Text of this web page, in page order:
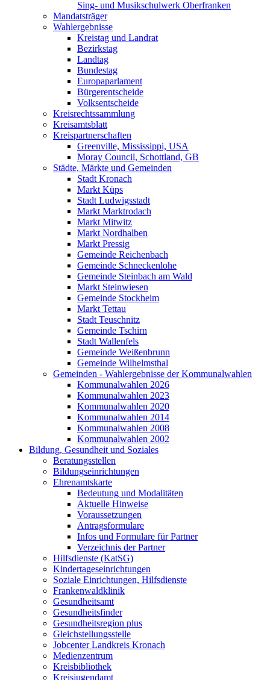
Sing- und Musikschulwerk Oberfranken
Mandatsträger
Wahlergebnisse
Kreistag und Landrat
Bezirkstag
Landtag
Bundestag
Europaparlament
Bürgerentscheide
Volksentscheide
Kreisrechtssammlung
Kreisamtsblatt
Kreispartnerschaften
Greenville, Mississippi, USA
Moray Council, Schottland, GB
Städte, Märkte und Gemeinden
Stadt Kronach
Markt Küps
Stadt Ludwigsstadt
Markt Marktrodach
Markt Mitwitz
Markt Nordhalben
Markt Pressig
Gemeinde Reichenbach
Gemeinde Schneckenlohe
Gemeinde Steinbach am Wald
Markt Steinwiesen
Gemeinde Stockheim
Markt Tettau
Stadt Teuschnitz
Gemeinde Tschirn
Stadt Wallenfels
Gemeinde Weißenbrunn
Gemeinde Wilhelmsthal
Gemeinden - Wahlergebnisse der Kommunalwahlen
Kommunalwahlen 2026
Kommunalwahlen 2023
Kommunalwahlen 2020
Kommunalwahlen 2014
Kommunalwahlen 2008
Kommunalwahlen 2002
Bildung, Gesundheit und Soziales
Beratungsstellen
Bildungseinrichtungen
Ehrenamtskarte
Bedeutung und Modalitäten
Aktuelle Hinweise
Voraussetzungen
Antragsformulare
Infos und Formulare für Partner
Verzeichnis der Partner
Hilfsdienste (KatSG)
Kindertageseinrichtungen
Soziale Einrichtungen, Hilfsdienste
Frankenwaldklinik
Gesundheitsamt
Gesundheitsfinder
Gesundheitsregion plus
Gleichstellungsstelle
Jobcenter Landkreis Kronach
Medienzentrum
Kreisbibliothek
Kreisjugendamt